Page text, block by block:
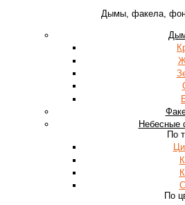
Дымы, факела,
Небесные
По
По